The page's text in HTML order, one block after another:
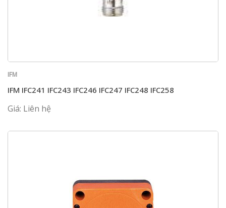
IFM
IFM IFC241 IFC243 IFC246 IFC247 IFC248 IFC258
Giá: Liên hệ